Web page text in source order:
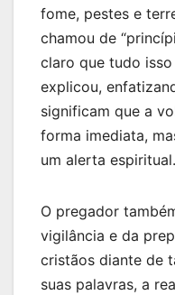
fome, pestes e
chamou de
claro que tudo isso
explicou,
significam que a
forma imediata,
um alerta espiritual.
O pregador
vigilância e da
cristãos diante de
suas palavras, a